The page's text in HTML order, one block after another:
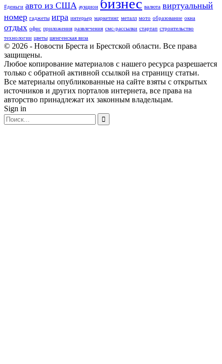
#деньги авто из США аукцион бизнес валюта виртуальный
номер гаджеты игра интерьер маркетинг металл мото образование окна
отдых офис приложения развлечения смс-рассылки стартап строительство
технологии цветы шенгенская виза
© 2026 - Новости Бреста и Брестской области. Все права
защищены.
Любое копирование материалов с нашего ресурса разрешается
только с обратной активной ссылкой на страницу статьи.
Все материалы опубликованные на сайте взяты с открытых
источников и других порталов интернета, все права на
авторство принадлежат их законным владельцам.
Sign in